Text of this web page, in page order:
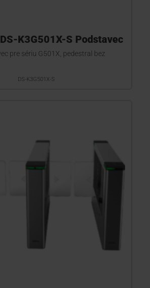
K3G501X-S Podstavec
pre sériu G501X, pedestral bez
DS-K3G501X-S